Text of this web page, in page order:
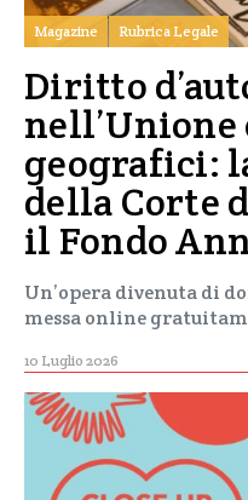
Magazine Rubrica Legale
Diritto
nell’Unione
geografici:
della Corte
il Fondo
Un’opera divenuta di
messa online
10 Luglio 2026